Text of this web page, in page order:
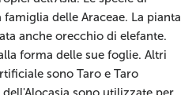
delle Araceae. La pianta
anche orecchio di elefante.
forma delle sue foglie. Altri
sono Taro e Taro